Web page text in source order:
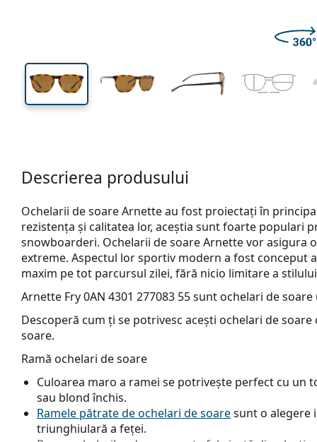
Descrierea produsului
Ochelarii de soare Arnette au fost proiectați în
rezistența și calitatea lor, aceștia sunt foarte populari
snowboarderi. Ochelarii de soare Arnette vor asigura
extreme. Aspectul lor sportiv modern a fost conceput
maxim pe tot parcursul zilei, fără nicio limitare a
Arnette Fry 0AN 4301 277083 55sunt ochelari de soare
Descoperă cum ți se potrivesc acești ochelari de
soare.
Ramă ochelari de soare
Culoarea maro a ramei se potrivește perfect cu un
sau blond închis.
Ramele pătrate de ochelari de soaresunt o alegere
triunghiulară a feței.